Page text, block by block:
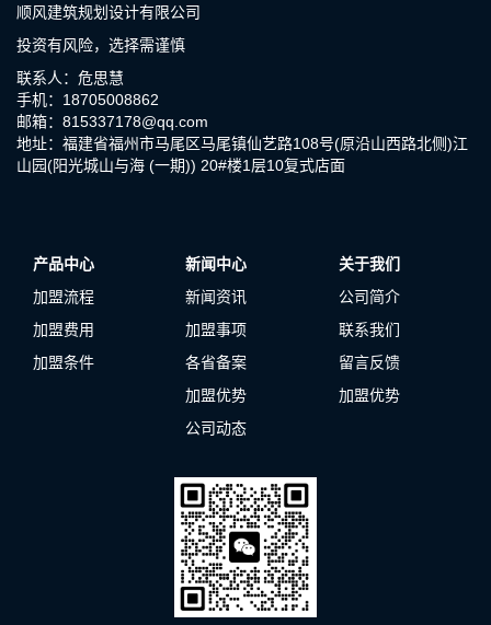
顺风建筑规划设计有限公司
投资有风险，选择需谨慎
联系人：危思慧
手机：18705008862
邮箱：815337178@qq.com
地址：福建省福州市马尾区马尾镇仙艺路108号(原沿山西路北侧)江
山园(阳光城山与海 (一期)) 20#楼1层10复式店面
产品中心
加盟流程
加盟费用
加盟条件
新闻中心
新闻资讯
加盟事项
各省备案
加盟优势
公司动态
关于我们
公司简介
联系我们
留言反馈
加盟优势